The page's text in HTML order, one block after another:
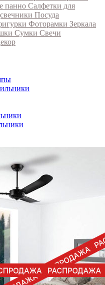
панно Салфетки для
Посуда
Фоторамки Зеркала
Сумки Свечи